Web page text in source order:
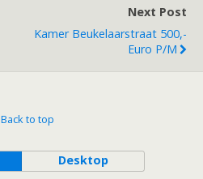
Next Post
Kamer Beukelaarstraat 500,-
Euro P/m
Back to top
Desktop